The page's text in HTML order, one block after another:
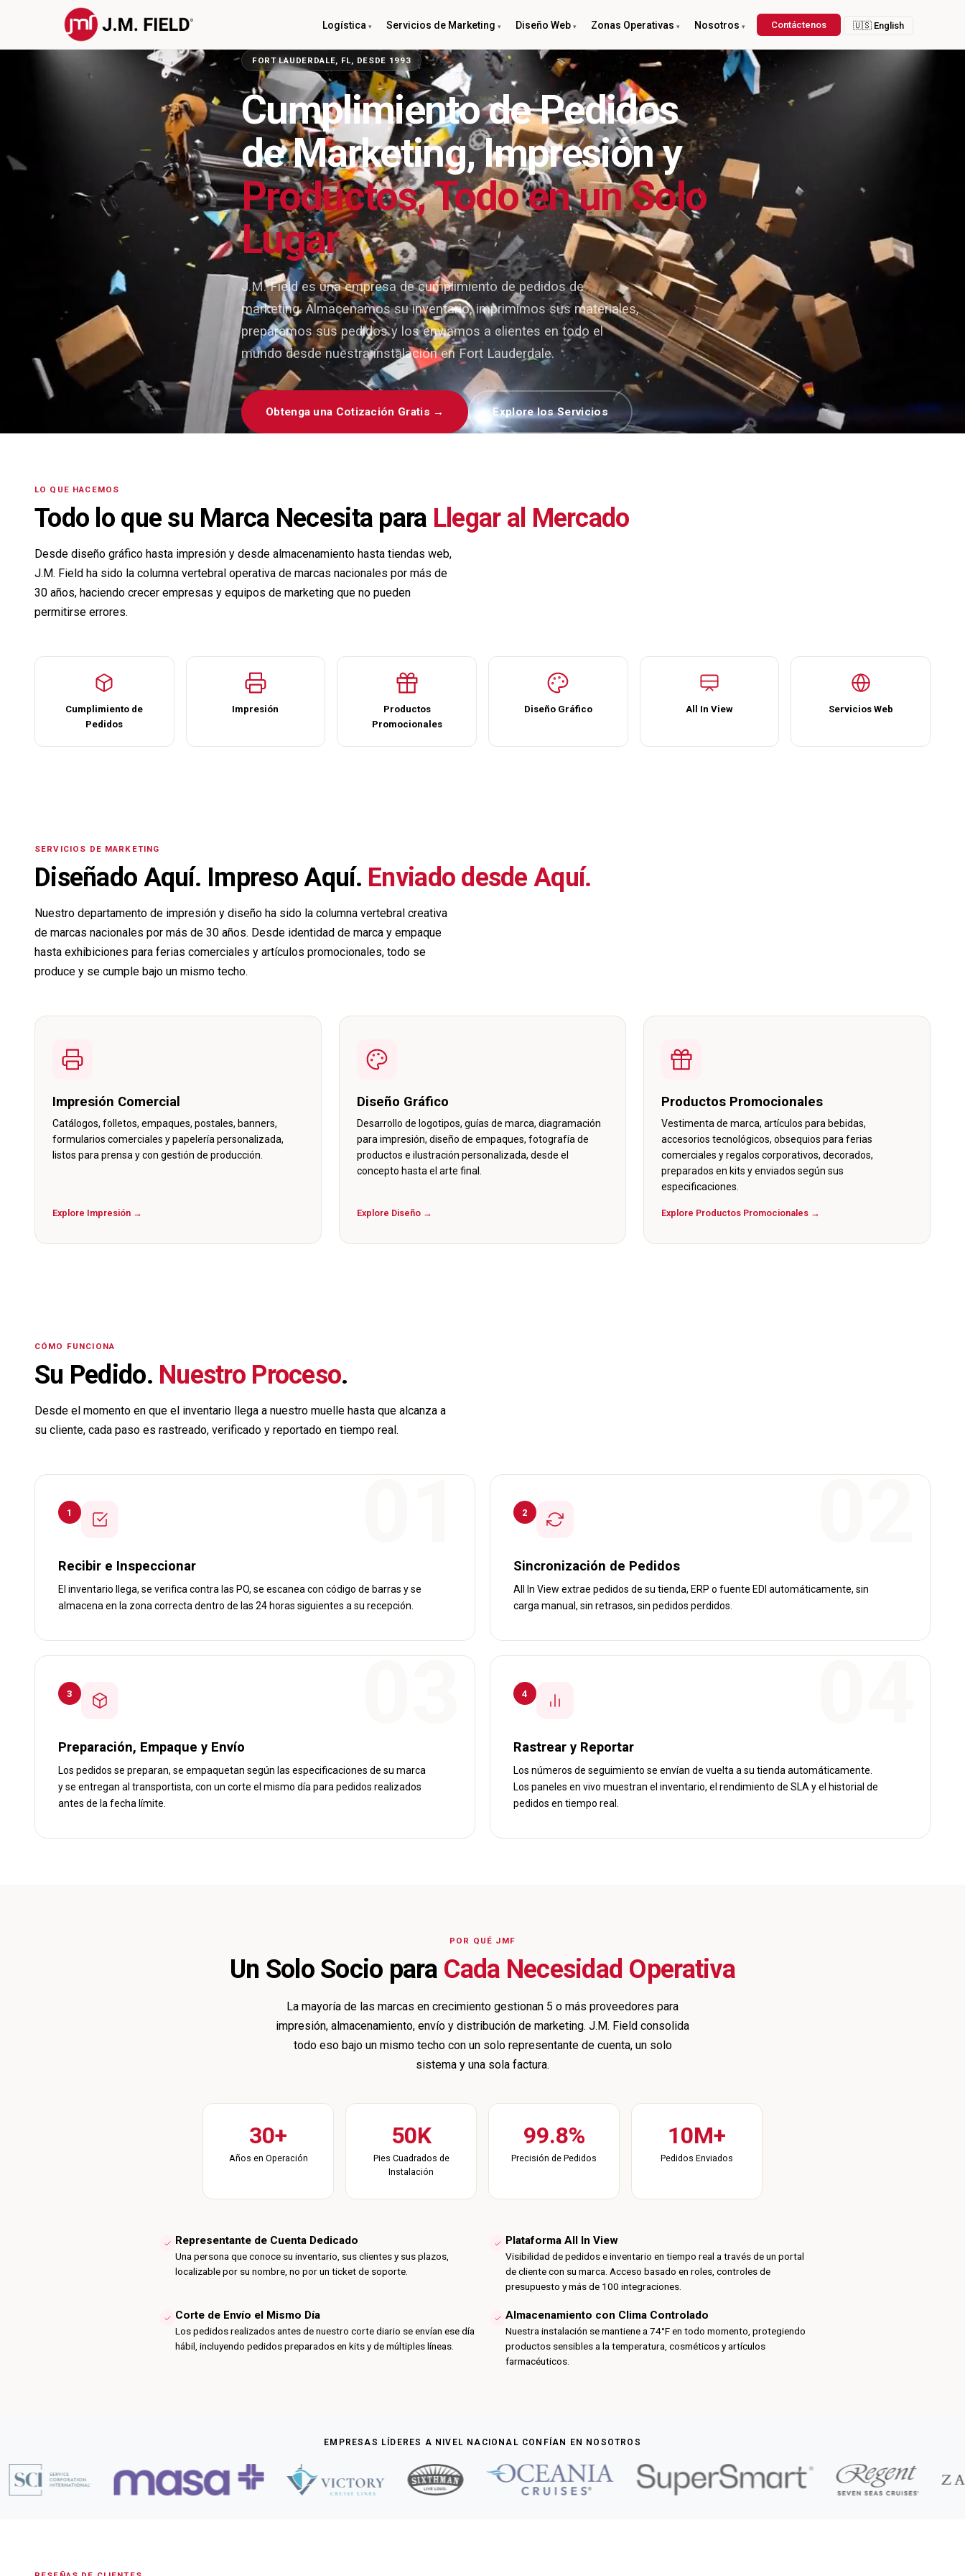
Logística Servicios de Marketing Diseño Web Zonas Operativas Nosotros Contáctenos 🇺🇸 English
FORT LAUDERDALE, FL, DESDE 1993
Cumplimiento de Pedidos
de Marketing, Impresión y
Productos, Todo en un Solo
Lugar
J.M. Field es una empresa de cumplimiento de pedidos de
marketing. Almacenamos su inventario, imprimimos sus materiales,
preparamos sus pedidos y los enviamos a clientes en todo el
mundo desde nuestra instalación en Fort Lauderdale.
Obtenga una Cotización Gratis → Explore los Servicios
LO QUE HACEMOS
Todo lo que su Marca Necesita para Llegar al Mercado
Desde diseño gráfico hasta impresión y desde almacenamiento hasta tiendas web,
J.M. Field ha sido la columna vertebral operativa de marcas nacionales por más de
30 años, haciendo crecer empresas y equipos de marketing que no pueden
permitirse errores.
Cumplimiento de
Pedidos
Impresión
Productos
Promocionales
Diseño Gráfico All In View Servicios Web
SERVICIOS DE MARKETING
Diseñado Aquí. Impreso Aquí. Enviado desde Aquí.
Nuestro departamento de impresión y diseño ha sido la columna vertebral creativa
de marcas nacionales por más de 30 años. Desde identidad de marca y empaque
hasta exhibiciones para ferias comerciales y artículos promocionales, todo se
produce y se cumple bajo un mismo techo.
Impresión Comercial
Catálogos, folletos, empaques, postales, banners,
formularios comerciales y papelería personalizada,
listos para prensa y con gestión de producción.
Explore Impresión →
Diseño Gráfico
Desarrollo de logotipos, guías de marca, diagramación
para impresión, diseño de empaques, fotografía de
productos e ilustración personalizada, desde el
concepto hasta el arte final.
Explore Diseño →
Productos Promocionales
Vestimenta de marca, artículos para bebidas,
accesorios tecnológicos, obsequios para ferias
comerciales y regalos corporativos, decorados,
preparados en kits y enviados según sus
especificaciones.
Explore Productos Promocionales →
CÓMO FUNCIONA
Su Pedido. Nuestro Proceso.
Desde el momento en que el inventario llega a nuestro muelle hasta que alcanza a
su cliente, cada paso es rastreado, verificado y reportado en tiempo real.
1
Recibir e Inspeccionar
El inventario llega, se verifica contra las PO, se escanea con código de barras y se
almacena en la zona correcta dentro de las 24 horas siguientes a su recepción.
2
Sincronización de Pedidos
All In View extrae pedidos de su tienda, ERP o fuente EDI automáticamente, sin
carga manual, sin retrasos, sin pedidos perdidos.
3
Preparación, Empaque y Envío
Los pedidos se preparan, se empaquetan según las especificaciones de su marca
y se entregan al transportista, con un corte el mismo día para pedidos realizados
antes de la fecha límite.
4
Rastrear y Reportar
Los números de seguimiento se envían de vuelta a su tienda automáticamente.
Los paneles en vivo muestran el inventario, el rendimiento de SLA y el historial de
pedidos en tiempo real.
POR QUÉ JMF
Un Solo Socio para Cada Necesidad Operativa
La mayoría de las marcas en crecimiento gestionan 5 o más proveedores para
impresión, almacenamiento, envío y distribución de marketing. J.M. Field consolida
todo eso bajo un mismo techo con un solo representante de cuenta, un solo
sistema y una sola factura.
30+
Años en Operación
50K
Pies Cuadrados de
Instalación
99.8%
Precisión de Pedidos
10M+
Pedidos Enviados
Representante de Cuenta Dedicado
Una persona que conoce su inventario, sus clientes y sus plazos,
localizable por su nombre, no por un ticket de soporte.
Plataforma All In View
Visibilidad de pedidos e inventario en tiempo real a través de un portal
de cliente con su marca. Acceso basado en roles, controles de
presupuesto y más de 100 integraciones.
Corte de Envío el Mismo Día
Los pedidos realizados antes de nuestro corte diario se envían ese día
hábil, incluyendo pedidos preparados en kits y de múltiples líneas.
Almacenamiento con Clima Controlado
Nuestra instalación se mantiene a 74°F en todo momento, protegiendo
productos sensibles a la temperatura, cosméticos y artículos
farmacéuticos.
EMPRESAS LÍDERES A NIVEL NACIONAL CONFÍAN EN NOSOTROS